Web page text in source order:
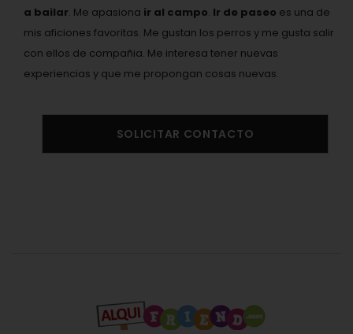
a bailar. Me apasiona ir al campo. Ir de paseo es una de
mis aficiones favoritas. Me gustan los perros y me gusta salir
con ellos de compañia. Me interesa tener nuevas
experiencias y que me propongan cosas nuevas.
SOLICITAR CONTACTO